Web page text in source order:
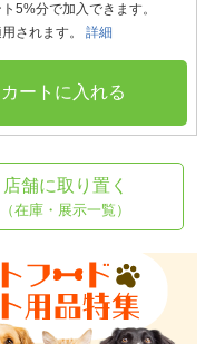
5%分で加入できます。
されます。 詳細
カートに入れる
店舗に取り置く
（在庫・展示一覧）